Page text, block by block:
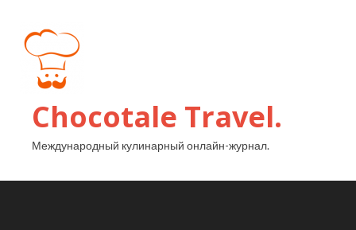
Chocotale Travel.
Международный кулинарный онлайн-журнал.